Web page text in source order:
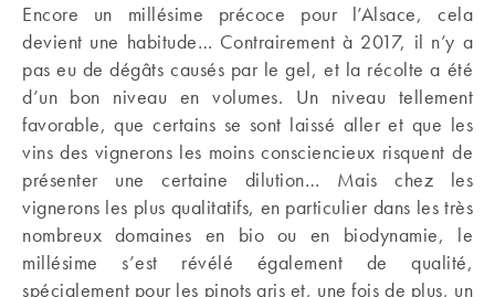
Encore un millésime précoce pour l’Alsace, cela
devient une habitude… Contrairement à 2017, il n’y a
pas eu de dégâts causés par le gel, et la récolte a été
d’un bon niveau en volumes. Un niveau tellement
favorable, que certains se sont laissé aller et que les
vins des vignerons les moins consciencieux risquent de
présenter une certaine dilution… Mais chez les
vignerons les plus qualitatifs, en particulier dans les très
nombreux domaines en bio ou en biodynamie, le
millésime s’est révélé également de qualité,
spécialement pour les pinots gris et, une fois de plus, un